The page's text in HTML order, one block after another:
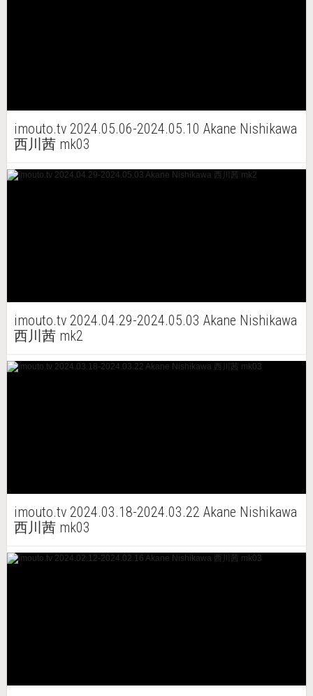
imouto.tv 2024.05.06-2024.05.10 Akane Nishikawa
西川茜 mk03
imouto.tv 2024.04.29-2024.05.03 Akane Nishikawa
西川茜 mk2
imouto.tv 2024.03.18-2024.03.22 Akane Nishikawa
西川茜 mk03